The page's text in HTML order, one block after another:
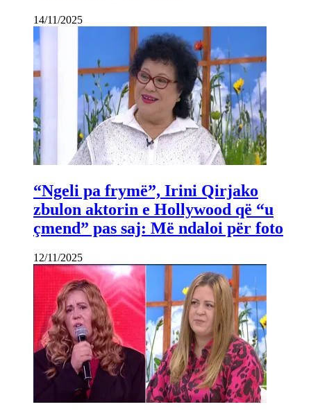
14/11/2025
“Ngeli pa frymë”, Irini Qirjako
zbulon aktorin e Hollywood që “u
çmend” pas saj: Më ndaloi për foto
12/11/2025